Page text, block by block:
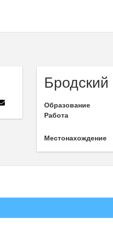
Образование
Работа
Местонахождение